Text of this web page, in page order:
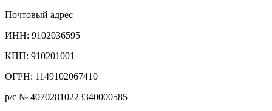
Почтовый адрес
ИНН: 9102036595
КПП: 910201001
ОГРН: 1149102067410
р/с № 40702810223340000585